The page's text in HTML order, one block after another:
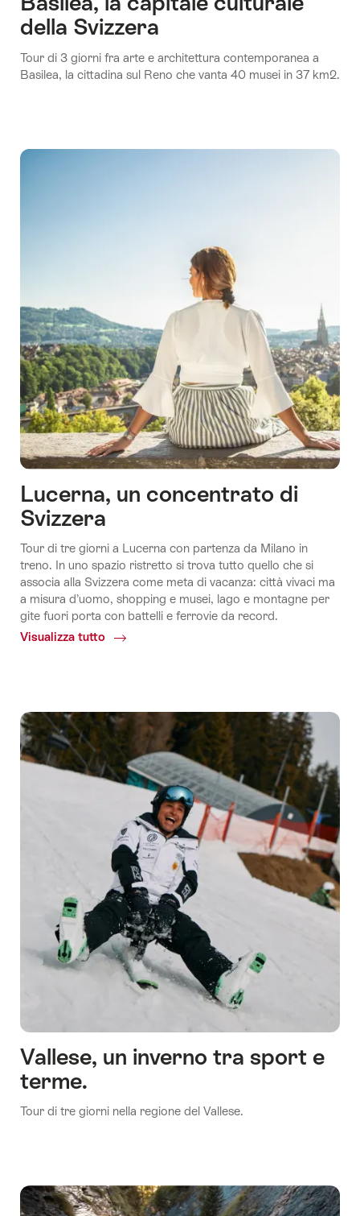
della Svizzera
Tour di 3 giorni fra arte e architettura contemporanea a
Basilea, la cittadina sul Reno che vanta 40 musei in 37 km2.
Lucerna, un concentrato di
Svizzera
Tour di tre giorni a Lucerna con partenza da Milano in
treno. In uno spazio ristretto si trova tutto quello che si
associa alla Svizzera come meta di vacanza: città vivaci ma
a misura d’uomo, shopping e musei, lago e montagne per
gite fuori porta con battelli e ferrovie da record.
Visualizza tutto
Common.Of
Svizzera
Vallese, un inverno tra sport e
terme.
Tour di tre giorni nella regione del Vallese.